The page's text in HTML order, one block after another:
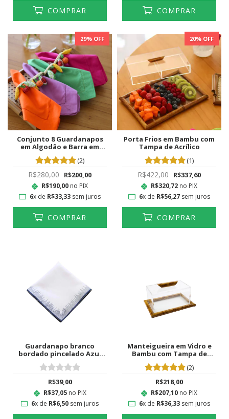
COMPRAR COMPRAR
29% OFF
Conjunto 8 Guardanapos
em Algodão e Barra em
Ponto Ajour Colorido
(2)
R$280,00 R$200,00
R$190,00 no PIX
6x de R$33,33sem juros
COMPRAR
20% OFF
Porta Frios em Bambu com
Tampa de Acrílico
(1)
R$422,00 R$337,60
R$320,72 no PIX
6x de R$56,27sem juros
COMPRAR
Guardanapo branco
bordado pincelado Azul
Marinho
R$39,00
R$37,05no PIX
6x de R$6,50 sem juros
Manteigueira em Vidro e
Bambu com Tampa de
Acrílico
(2)
R$218,00
R$207,10 no PIX
6x de R$36,33sem juros